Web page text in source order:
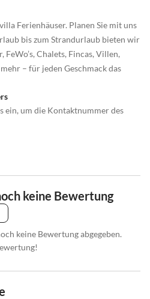
Ferienhäuser. Planen Sie mit uns
bis zum Strandurlaub bieten wir
Chalets, Fincas, Villen,
– für jeden Geschmack das
ein, um die Kontaktnummer des
keine Bewertung
keine Bewertung abgegeben.